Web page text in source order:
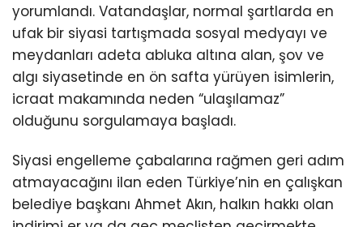
yorumlandı. Vatandaşlar, normal şartlarda en
ufak bir siyasi tartışmada sosyal medyayı ve
meydanları adeta abluka altına alan, şov ve
algı siyasetinde en ön safta yürüyen isimlerin,
icraat makamında neden “ulaşılamaz”
olduğunu sorgulamaya başladı.
Siyasi engelleme çabalarına rağmen geri adım
atmayacağını ilan eden Türkiye’nin en çalışkan
belediye başkanı Ahmet Akın, halkın hakkı olan